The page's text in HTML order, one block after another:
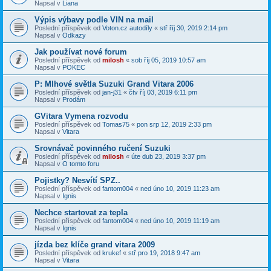
Napsal v Liana
Výpis výbavy podle VIN na mail
Poslední příspěvek od Voton.cz autodíly « stř říj 30, 2019 2:14 pm
Napsal v Odkazy
Jak používat nové forum
Poslední příspěvek od milosh « sob říj 05, 2019 10:57 am
Napsal v POKEC
P: Mlhové světla Suzuki Grand Vitara 2006
Poslední příspěvek od jan-j31 « čtv říj 03, 2019 6:11 pm
Napsal v Prodám
GVitara Vymena rozvodu
Poslední příspěvek od Tomas75 « pon srp 12, 2019 2:33 pm
Napsal v Vitara
Srovnávač povinného ručení Suzuki
Poslední příspěvek od milosh « úte dub 23, 2019 3:37 pm
Napsal v O tomto foru
Pojistky? Nesvítí SPZ..
Poslední příspěvek od fantom004 « ned úno 10, 2019 11:23 am
Napsal v Ignis
Nechce startovat za tepla
Poslední příspěvek od fantom004 « ned úno 10, 2019 11:19 am
Napsal v Ignis
jízda bez klíče grand vitara 2009
Poslední příspěvek od krukef « stř pro 19, 2018 9:47 am
Napsal v Vitara